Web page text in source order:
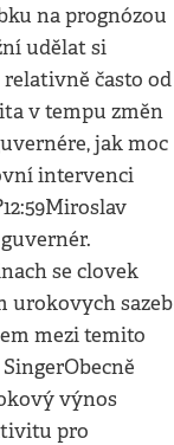
na prognózou
udělat si
relativně často od
v tempu změn
jak moc
intervenci
se clovek
urokovych sazeb
mezi temito
výnos
pro